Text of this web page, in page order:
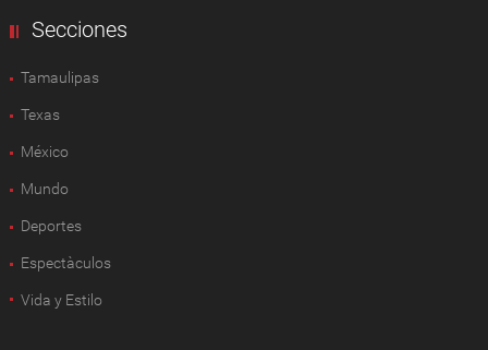
Secciones
Tamaulipas
Texas
México
Mundo
Deportes
Espectàculos
Vida y Estilo